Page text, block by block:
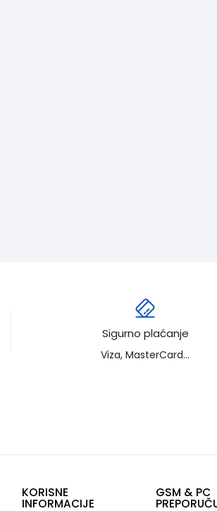
Sigurno plaćanje
Viza, MasterCard...
KORISNE
INFORMACIJE
GSM & PC